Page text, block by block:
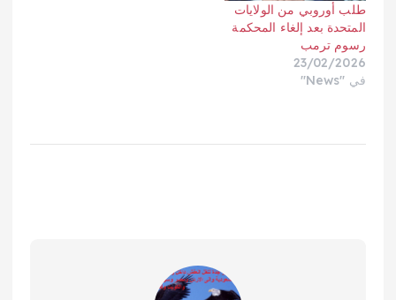
طلب أوروبي من الولايات
المتحدة بعد إلغاء المحكمة
رسوم ترمب
23/02/2026
في "News"